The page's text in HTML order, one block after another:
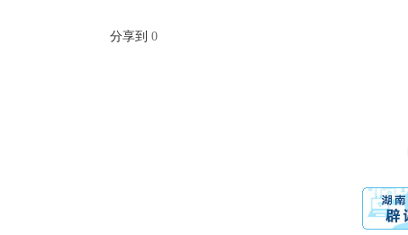
分享到 0